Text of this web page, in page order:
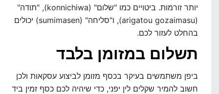
יותר זורמות. ביטויים כמו "שלום" (konnichiwa), "תודה"
(arigatou gozaimasu), ו"סליחה" (sumimasen) יכולים
בהחלט לעזור לכם.
תשלום במזומן בלבד
ביפן משתמשים בעיקר בכסף מזומן לביצוע עסקאות ולכן
חשוב להמיר שקלים לין יפני, כדי שיהיה לכם כסף זמין ביד